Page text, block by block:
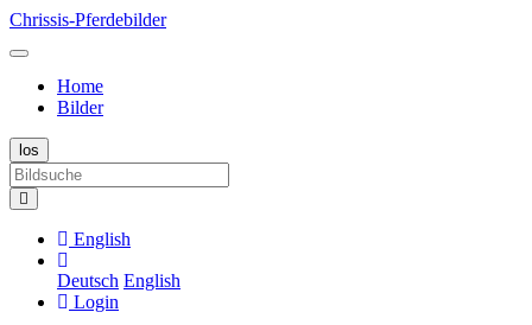
Chrissis-Pferdebilder
Home
Bilder
English
Deutsch English
Login